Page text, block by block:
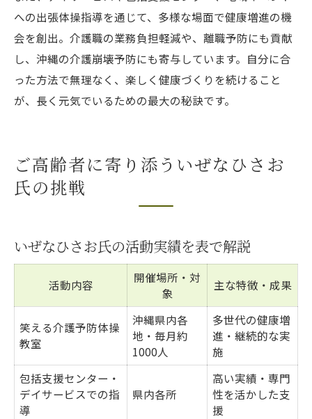
への出張体操指導を通じて、多様な場面で健康増進の機
会を創出。介護職の業務負担軽減や、離職予防にも貢献
し、沖縄の介護崩壊予防にも寄与しています。自分に合
った方法で無理なく、楽しく健康づくりを続けること
が、長く元気でいるための最大の秘訣です。
ご高齢者に寄り添ういぜなひさお
氏の挑戦
いぜなひさお氏の活動実績を表で解説
活動内容
開催場所・対
象
主な特徴・成果
笑える介護予防体操
教室
沖縄県内各
地・毎月約
1000人
多世代の健康増
進・継続的な実
施
包括支援センター・
デイサービスでの指
導
県内各所
高い実績・専門
性を活かした支
援